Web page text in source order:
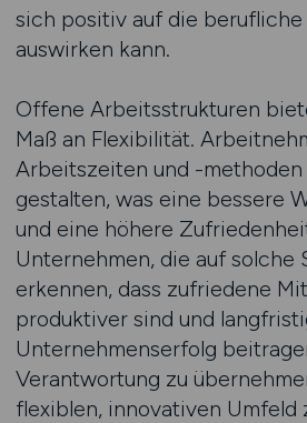
sich positiv auf die berufliche
auswirken kann.
Offene Arbeitsstrukturen
Maß an Flexibilität.
Arbeitszeiten und -
gestalten, was eine bessere
und eine höhere
Unternehmen, die auf solche
erkennen, dass zufriedene
produktiver sind und
Unternehmenserfolg
Verantwortung zu
flexiblen, innovativen Umfeld